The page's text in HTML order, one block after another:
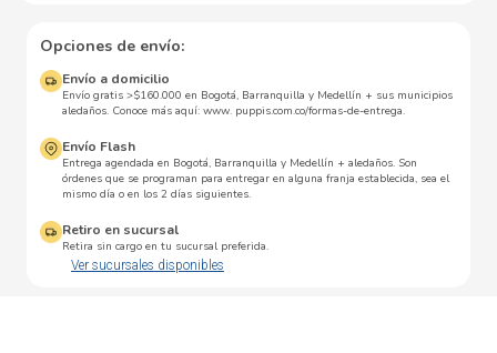
Opciones de envío:
Envío a domicilio
Envío gratis >$160.000 en Bogotá, Barranquilla y Medellín + sus municipios
aledaños. Conoce más aquí: www. puppis.com.co/formas-de-entrega.
Envío Flash
Entrega agendada en Bogotá, Barranquilla y Medellín + aledaños. Son
órdenes que se programan para entregar en alguna franja establecida, sea el
mismo día o en los 2 días siguientes.
Retiro en sucursal
Retira sin cargo en tu sucursal preferida.
Ver sucursales disponibles